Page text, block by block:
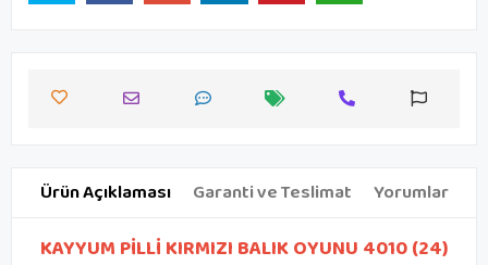
Ürün Açıklaması Garanti ve Teslimat Yorumlar
KAYYUM PİLLİ KIRMIZI BALIK OYUNU 4010 (24)